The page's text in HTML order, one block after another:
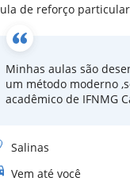
Aula de reforço particular ensino
Minhas aulas são
um método moderno
acadêmico de IFNMG
Salinas
Vem até você